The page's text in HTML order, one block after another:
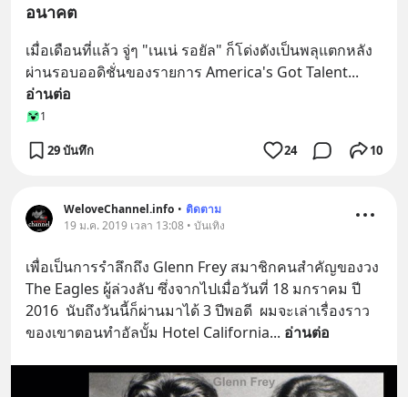
อนาคต
เมื่อเดือนที่แล้ว จู่ๆ "เนเน่ รอยัล" ก็โด่งดังเป็นพลุแตกหลัง
ผ่านรอบออดิชั่นของรายการ America's Got Talent
อ่านต่อ
1
29 บันทึก 24 10
WeloveChannel.info • ติดตาม
19 ม.ค. 2019 เวลา 13:08 • บันเทิง
เพื่อเป็นการรำลึกถึง Glenn Frey สมาชิกคนสำคัญของวง
The Eagles ผู้ล่วงลับ ซึ่งจากไปเมื่อวันที่ 18 มกราคม ปี
2016  นับถึงวันนี้ก็ผ่านมาได้ 3 ปีพอดี  ผมจะเล่าเรื่องราว
ของเขาตอนทำอัลบั้ม Hotel California... อ่านต่อ